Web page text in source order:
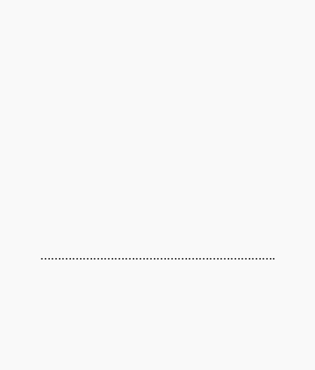
………………………………………………………….